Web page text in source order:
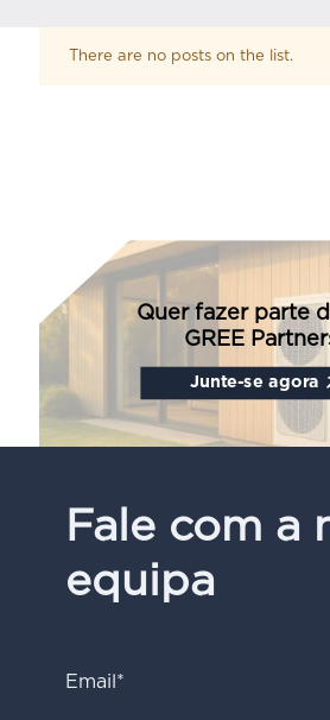
There are no posts on the list.
Junte-se agora
Quer fazer parte
GREE
Fale com a
equipa
Email*